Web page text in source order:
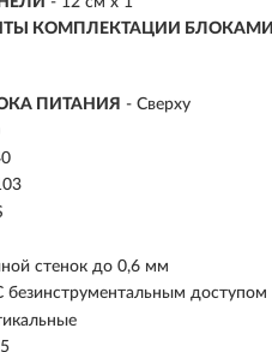
КОМПЛЕКТАЦИИ БЛОКАМИ
ПИТАНИЯ - Сверху
стенок до 0,6 мм
безинструментальным доступом